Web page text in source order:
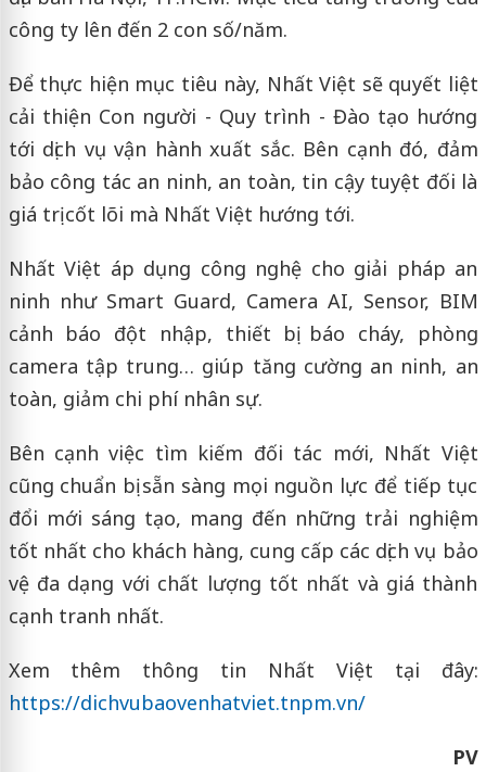
công ty lên đến 2 con số/năm.
Để thực hiện mục tiêu này, Nhất Việt sẽ quyết liệt
cải thiện Con người - Quy trình - Đào tạo hướng
tới dịch vụ vận hành xuất sắc. Bên cạnh đó, đảm
bảo công tác an ninh, an toàn, tin cậy tuyệt đối là
giá trị cốt lõi mà Nhất Việt hướng tới.
Nhất Việt áp dụng công nghệ cho giải pháp an
ninh như Smart Guard, Camera AI, Sensor, BIM
cảnh báo đột nhập, thiết bị báo cháy, phòng
camera tập trung… giúp tăng cường an ninh, an
toàn, giảm chi phí nhân sự.
Bên cạnh việc tìm kiếm đối tác mới, Nhất Việt
cũng chuẩn bị sẵn sàng mọi nguồn lực để tiếp tục
đổi mới sáng tạo, mang đến những trải nghiệm
tốt nhất cho khách hàng, cung cấp các dịch vụ bảo
vệ đa dạng với chất lượng tốt nhất và giá thành
cạnh tranh nhất.
Xem thêm thông tin Nhất Việt tại đây:
https://dichvubaovenhatviet.tnpm.vn/
PV